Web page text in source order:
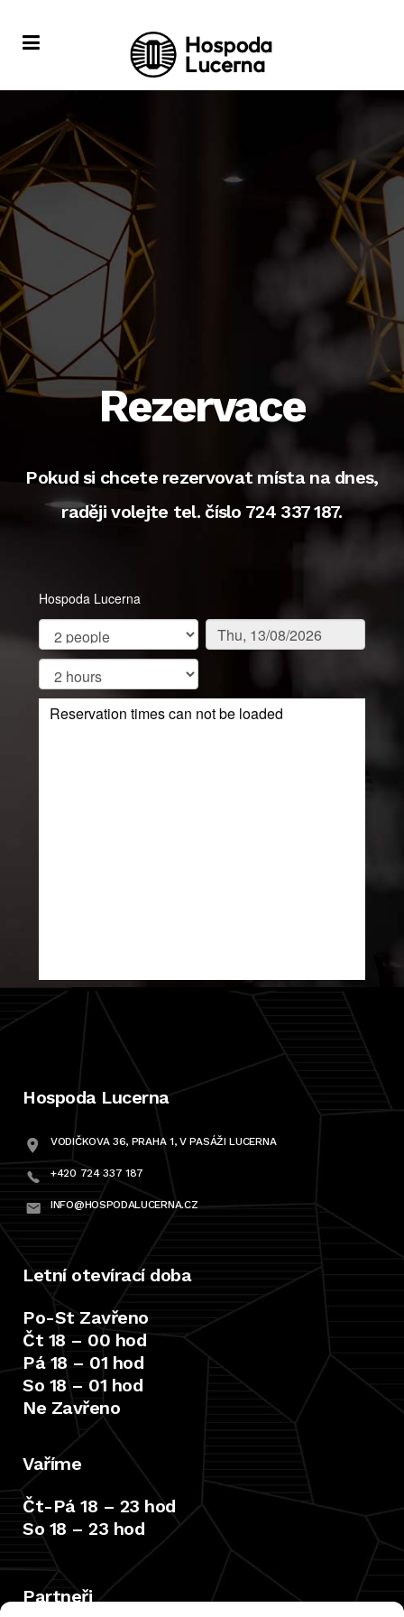
Rezervace
Pokud si chcete rezervovat místa na dnes,
raději volejte tel. číslo 724 337 187.
Hospoda Lucerna
VODIČKOVA 36, PRAHA 1, V PASÁŽI LUCERNA
+420 724 337 187
INFO@HOSPODALUCERNA.CZ
Letní otevírací doba
Po-St Zavřeno
Čt 18 – 00 hod
Pá 18 – 01 hod
So 18 – 01 hod
Ne Zavřeno
Vaříme
Čt-Pá 18 – 23 hod
So 18 – 23 hod
Partneři